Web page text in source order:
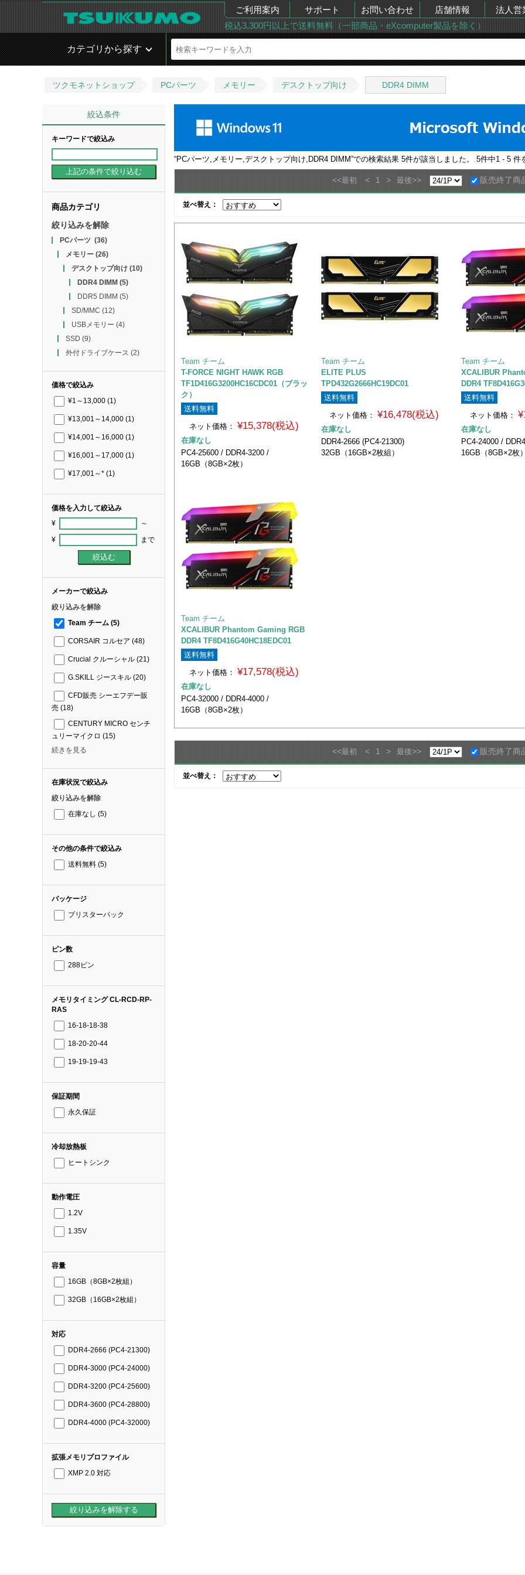
ご利用案内 サポート お問い合わせ 店舗情報 法人営
税込3,300円以上で送料無料（一部商品・eXcomputer製品を除く）
カテゴリから探す
ツクモネットショップ PCパーツ メモリー デスクトップ向け DDR4 DIMM
絞込条件
キーワードで絞込み
商品カテゴリ
絞り込みを解除
PCパーツ (36)
メモリー(26)
デスクトップ向け(10)
DDR4 DIMM (5)
DDR5 DIMM (5)
SD/MMC (12)
USBメモリー (4)
SSD (9)
外付ドライブケース (2)
価格で絞込み
¥1～13,000 (1)
¥13,001～14,000 (1)
¥14,001～16,000 (1)
¥16,001～17,000 (1)
¥17,001～* (1)
価格を入力して絞込み
¥ ～
¥ まで
メーカーで絞込み
絞り込みを解除
Team チーム (5)
CORSAIR コルセア (48)
Crucial クルーシャル (21)
G.SKILL ジースキル (20)
CFD販売 シーエフデー販
売 (18)
CENTURY MICRO センチ
ュリーマイクロ (15)
続きを見る
在庫状況で絞込み
絞り込みを解除
在庫なし (5)
その他の条件で絞込み
送料無料 (5)
パッケージ
ブリスターパック
ピン数
288ピン
メモリタイミング CL-RCD-RP-
RAS
16-18-18-38
18-20-20-44
19-19-19-43
保証期間
永久保証
冷却放熱板
ヒートシンク
動作電圧
1.2V
1.35V
容量
16GB（8GB×2枚組）
32GB（16GB×2枚組）
対応
DDR4-2666 (PC4-21300)
DDR4-3000 (PC4-24000)
DDR4-3200 (PC4-25600)
DDR4-3600 (PC4-28800)
DDR4-4000 (PC4-32000)
拡張メモリプロファイル
XMP 2.0 対応
“PCパーツ,メモリー,デスクトップ向け,DDR4 DIMM”での検索結果 5件が該当しました。 5件中1 - 5 件
<<最初 < 1 > 最後>> 販売終了商
並べ替え：
Team チーム
T-FORCE NIGHT HAWK RGB
TF1D416G3200HC16CDC01（ブラッ
ク）
送料無料
ネット価格：
¥15,378(税込)
在庫なし
PC4-25600 / DDR4-3200 /
16GB（8GB×2枚）
Team チーム
ELITE PLUS
TPD432G2666HC19DC01
送料無料
ネット価格：
¥16,478(税込)
在庫なし
DDR4-2666 (PC4-21300)
32GB（16GB×2枚組）
Team チーム
XCALIBUR
DDR4
送料無料
ネット価格：
在庫なし
PC4-24000 /
16GB（8GB×2枚）
Team チーム
XCALIBUR Phantom Gaming RGB
DDR4 TF8D416G40HC18EDC01
送料無料
ネット価格：
¥17,578(税込)
在庫なし
PC4-32000 / DDR4-4000 /
16GB（8GB×2枚）
<<最初 < 1 > 最後>> 販売終了商
並べ替え：